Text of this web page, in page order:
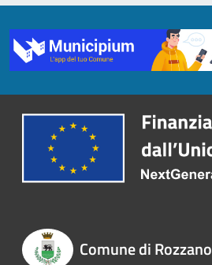
Comune di Rozzano